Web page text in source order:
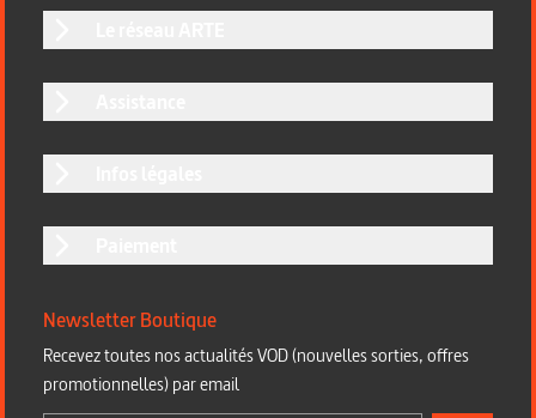
Newsletter Boutique
Recevez toutes nos actualités VOD (nouvelles sorties, offres
promotionnelles) par email